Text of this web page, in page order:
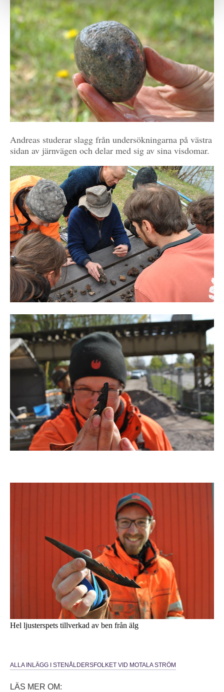
Andreas studerar slagg från undersökningarna på västra
sidan av järnvägen och delar med sig av sina visdomar.
Hel ljusterspets tillverkad av ben från älg
ALLA INLÄGG I STENÅLDERSFOLKET VID MOTALA STRÖM
LÄS MER OM: